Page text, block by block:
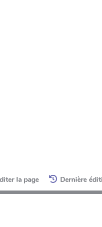
la page Dernière